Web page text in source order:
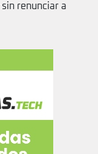
sin renunciar a